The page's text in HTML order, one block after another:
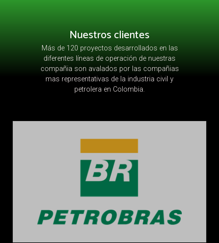
Nuestros clientes
Más de 120 proyectos desarrollados en las
diferentes líneas de operación de nuestras
compañia son avalados por las compañias
mas representativas de la industria civil y
petrolera en Colombia.